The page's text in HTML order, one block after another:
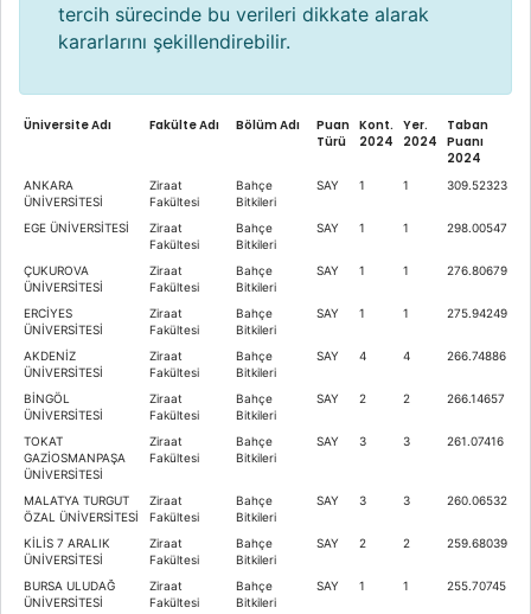
tercih sürecinde bu verileri dikkate alarak
kararlarını şekillendirebilir.
Üniversite Adı Fakülte Adı Bölüm Adı
Puan
Türü
Kont.
2024
Yer.
2024
Taban
Puanı
2024
ANKARA
ÜNİVERSİTESİ
Ziraat
Fakültesi
Bahçe
Bitkileri
SAY 1 1 309.52323
EGE ÜNİVERSİTESİ
Ziraat
Fakültesi
Bahçe
Bitkileri
SAY 1 1 298.00547
ÇUKUROVA
ÜNİVERSİTESİ
Ziraat
Fakültesi
Bahçe
Bitkileri
SAY 1 1 276.80679
ERCİYES
ÜNİVERSİTESİ
Ziraat
Fakültesi
Bahçe
Bitkileri
SAY 1 1 275.94249
AKDENİZ
ÜNİVERSİTESİ
Ziraat
Fakültesi
Bahçe
Bitkileri
SAY 4 4 266.74886
BİNGÖL
ÜNİVERSİTESİ
Ziraat
Fakültesi
Bahçe
Bitkileri
SAY 2 2 266.14657
TOKAT
GAZİOSMANPAŞA
ÜNİVERSİTESİ
Ziraat
Fakültesi
Bahçe
Bitkileri
SAY 3 3 261.07416
MALATYA TURGUT
ÖZAL ÜNİVERSİTESİ
Ziraat
Fakültesi
Bahçe
Bitkileri
SAY 3 3 260.06532
KİLİS 7 ARALIK
ÜNİVERSİTESİ
Ziraat
Fakültesi
Bahçe
Bitkileri
SAY 2 2 259.68039
BURSA ULUDAĞ
ÜNİVERSİTESİ
Ziraat
Fakültesi
Bahçe
Bitkileri
SAY 1 1 255.70745